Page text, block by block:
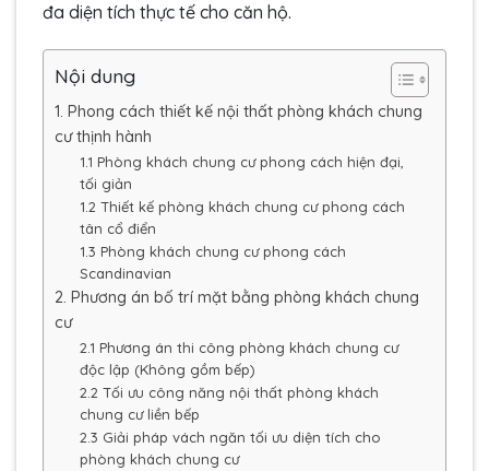
đa diện tích thực tế cho căn hộ.
Nội dung
1. Phong cách thiết kế nội thất phòng khách chung
cư thịnh hành
1.1 Phòng khách chung cư phong cách hiện đại,
tối giản
1.2 Thiết kế phòng khách chung cư phong cách
tân cổ điển
1.3 Phòng khách chung cư phong cách
Scandinavian
2. Phương án bố trí mặt bằng phòng khách chung
cư
2.1 Phương án thi công phòng khách chung cư
độc lập (Không gồm bếp)
2.2 Tối ưu công năng nội thất phòng khách
chung cư liền bếp
2.3 Giải pháp vách ngăn tối ưu diện tích cho
phòng khách chung cư